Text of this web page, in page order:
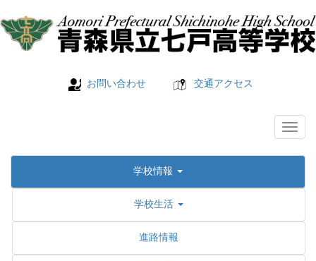
お問い合わせ 交通アクセス
学校情報
学校生活
進路情報